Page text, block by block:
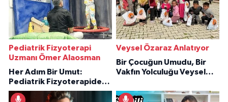
Pediatrik Fizyoterapi
Uzmanı Ömer Alaosman
Her Adım Bir Umut:
Pediatrik Fizyoterapiden
İlham Veren Hikâyeler
Veysel Özaraz Anlatıyor
Bir Çocuğun Umudu, Bir
Vakfın Yolculuğu Veysel